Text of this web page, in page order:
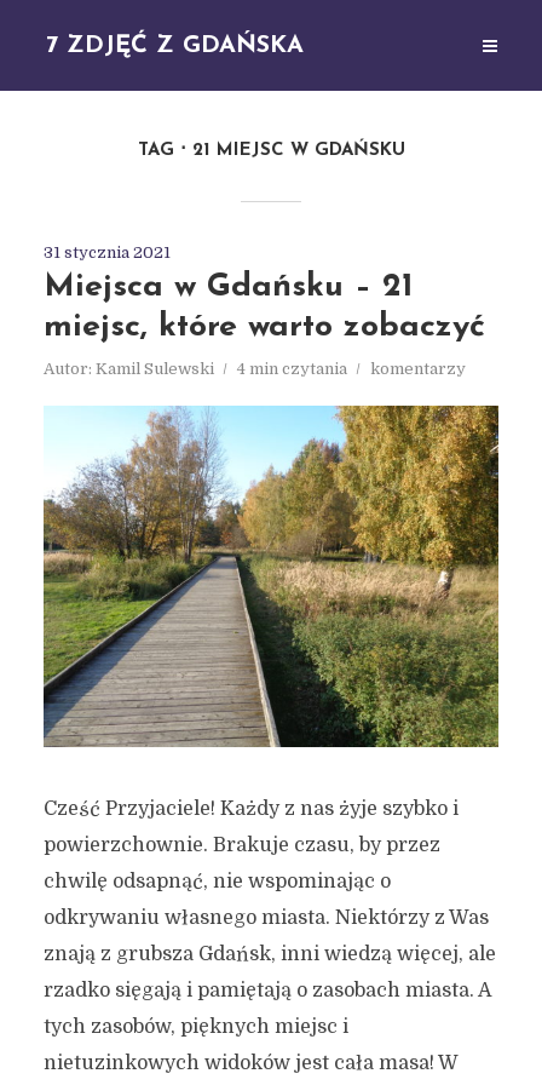
7 ZDJĘĆ Z GDAŃSKA
TAG 21 MIEJSC W GDAŃSKU
31 stycznia 2021
Miejsca w Gdańsku – 21
miejsc, które warto zobaczyć
Autor: Kamil Sulewski 4 min czytania komentarzy
Cześć Przyjaciele! Każdy z nas żyje szybko i
powierzchownie. Brakuje czasu, by przez
chwilę odsapnąć, nie wspominając o
odkrywaniu własnego miasta. Niektórzy z Was
znają z grubsza Gdańsk, inni wiedzą więcej, ale
rzadko sięgają i pamiętają o zasobach miasta. A
tych zasobów, pięknych miejsc i
nietuzinkowych widoków jest cała masa! W